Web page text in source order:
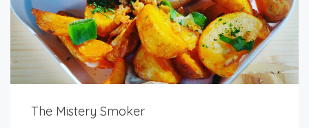
The Mistery Smoker